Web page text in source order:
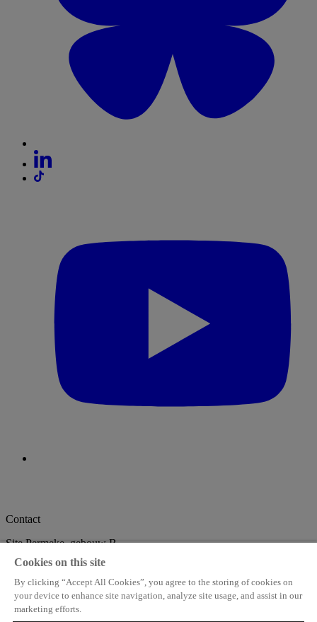
Contact
Site Permeke, gebouw B
De Coninckplein 26
2060 Antwerpen
info@stampmedia.be +32 3 294 68 38
StampMedia
Cookies on this site
By clicking “Accept All Cookies”, you agree to the storing of cookies on
your device to enhance site navigation, analyze site usage, and assist in our
marketing efforts.